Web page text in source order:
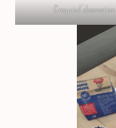
Croquis d’observation